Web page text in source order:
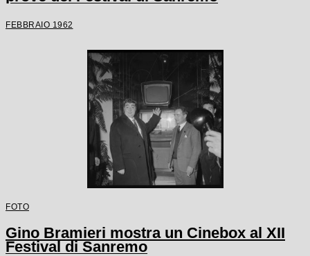
FEBBRAIO 1962
FOTO
Gino Bramieri mostra un Cinebox al XII
Festival di Sanremo